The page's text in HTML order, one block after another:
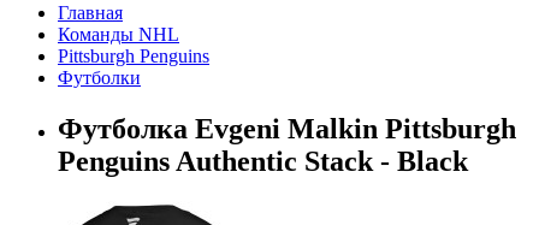
Главная
Команды NHL
Pittsburgh Penguins
Футболки
Футболка Evgeni Malkin Pittsburgh
Penguins Authentic Stack - Black